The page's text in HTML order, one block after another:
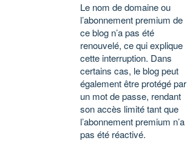
Le nom de domaine ou
l’abonnement premium de
ce blog n’a pas été
renouvelé, ce qui explique
cette interruption. Dans
certains cas, le blog peut
également être protégé par
un mot de passe, rendant
son accès limité tant que
l’abonnement premium n’a
pas été réactivé.